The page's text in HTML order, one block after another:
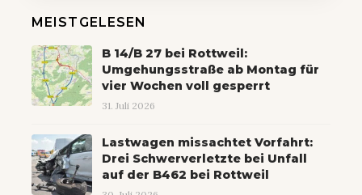
MEISTGELESEN
B 14/B 27 bei Rottweil:
Umgehungsstraße ab Montag für
vier Wochen voll gesperrt
31. Juli 2026
Lastwagen missachtet Vorfahrt:
Drei Schwerverletzte bei Unfall
auf der B462 bei Rottweil